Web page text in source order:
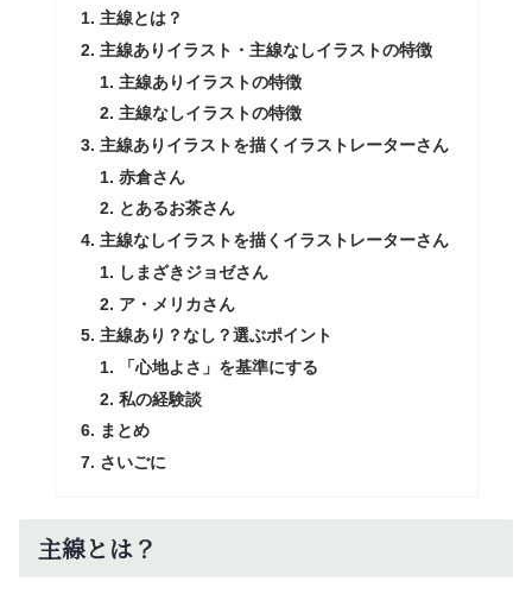
主線とは？
主線ありイラスト・主線なしイラストの特徴
主線ありイラストの特徴
主線なしイラストの特徴
主線ありイラストを描くイラストレーターさん
赤倉さん
とあるお茶さん
主線なしイラストを描くイラストレーターさん
しまざきジョゼさん
ア・メリカさん
主線あり？なし？選ぶポイント
「心地よさ」を基準にする
私の経験談
まとめ
さいごに
主線とは？